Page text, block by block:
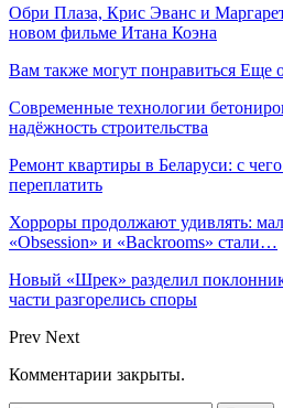
Обри Плаза, Крис Эванс и
новом фильме Итана Коэна
Вам также могут понравиться Еще
Современные технологии
надёжность строительства
Ремонт квартиры в Беларуси: с
переплатить
Хорроры продолжают удивлять:
«Obsession» и «Backrooms» стали…
Новый «Шрек» разделил
части разгорелись споры
Prev Next
Комментарии закрыты.